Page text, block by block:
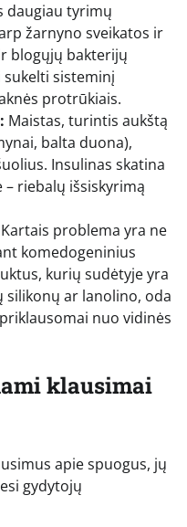
daugiau tyrimų
žarnyno sveikatos ir
blogųjų bakterijų
sukelti sisteminį
protrūkiais.
Maistas, turintis aukštą
balta duona),
Insulinas skatina
riebalų išsiskyrimą
Kartais problema yra ne
komedogeninius
kurių sudėtyje yra
silikonų ar lanolino, oda
nuo vidinės
klausimai
apie spuogus, jų
gydytojų